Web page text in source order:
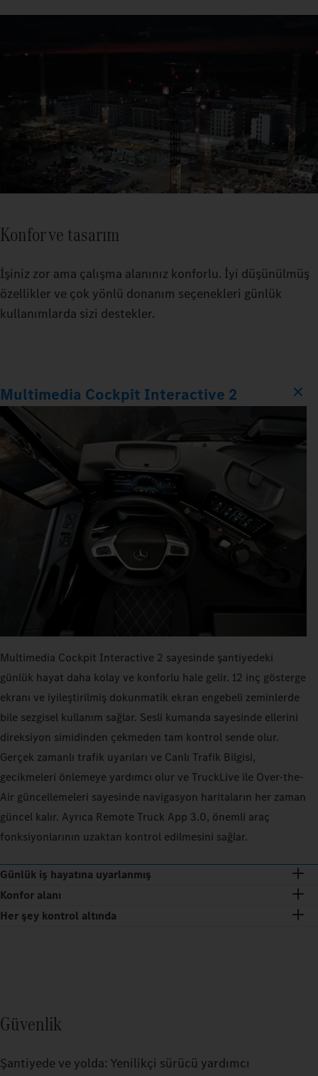
Konfor ve tasarım
İşiniz zor ama çalışma alanınız konforlu. İyi düşünülmüş
özellikler ve çok yönlü donanım seçenekleri günlük
kullanımlarda sizi destekler.
Multimedia Cockpit Interactive 2
Multimedia Cockpit Interactive 2 sayesinde şantiyedeki
günlük hayat daha kolay ve konforlu hale gelir. 12 inç gösterge
ekranı ve iyileştirilmiş dokunmatik ekran engebeli zeminlerde
bile sezgisel kullanım sağlar. Sesli kumanda sayesinde ellerini
direksiyon simidinden çekmeden tam kontrol sende olur.
Gerçek zamanlı trafik uyarıları ve Canlı Trafik Bilgisi,
gecikmeleri önlemeye yardımcı olur ve TruckLive ile Over-the-
Air güncellemeleri sayesinde navigasyon haritaların her zaman
güncel kalır. Ayrıca Remote Truck App 3.0, önemli araç
fonksiyonlarının uzaktan kontrol edilmesini sağlar.
Günlük iş hayatına uyarlanmış
Konfor alanı
Her şey kontrol altında
Güvenlik
Şantiyede ve yolda: Yenilikçi sürücü yardımcı